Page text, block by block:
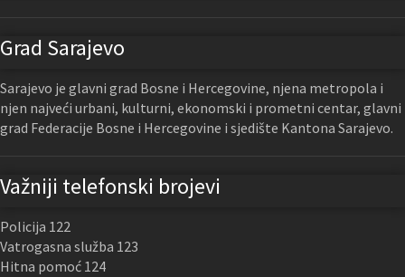
Grad Sarajevo
Sarajevo je glavni grad Bosne i Hercegovine, njena metropola i
njen najveći urbani, kulturni, ekonomski i prometni centar, glavni
grad Federacije Bosne i Hercegovine i sjedište Kantona Sarajevo.
Važniji telefonski brojevi
Policija 122
Vatrogasna služba 123
Hitna pomoć 124